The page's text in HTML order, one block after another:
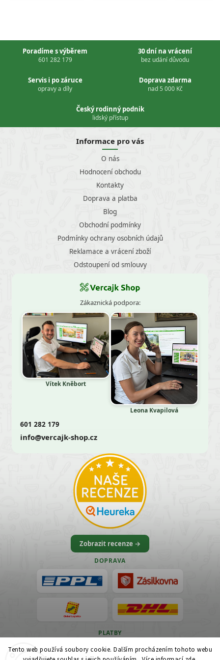
Tento web používá soubory cookie. Dalším procházením tohoto webu
Poradíme s výběrem
601 282 179
30 dní na vrácení
bez udání důvodu
Servis i po záruce
opravy a díly
Doprava zdarma
nad 5 000 Kč
Český rodinný podnik
lidský přístup
Informace pro vás
O nás
Hodnocení obchodu
Kontakty
Doprava a platba
Blog
Obchodní podmínky
Podmínky ochrany osobních údajů
Reklamace a vrácení zboží
Odstoupení od smlouvy
Zákaznická podpora:
Vítek Kněbort
Leona Kvapilová
601 282 179
info@vercajk-shop.cz
Zobrazit recenze →
DOPRAVA
PLATBY
VISA